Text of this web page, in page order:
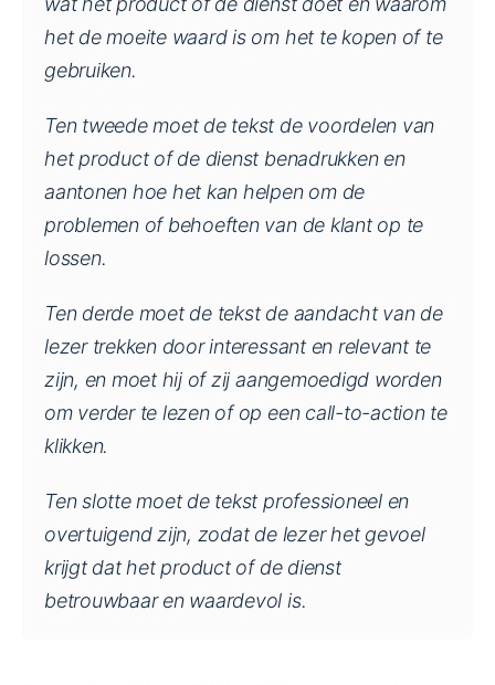
het de moeite waard is om het te kopen of te
gebruiken.
Ten tweede moet de tekst de voordelen van
het product of de dienst benadrukken en
aantonen hoe het kan helpen om de
problemen of behoeften van de klant op te
lossen.
Ten derde moet de tekst de aandacht van de
lezer trekken door interessant en relevant te
zijn, en moet hij of zij aangemoedigd worden
om verder te lezen of op een call-to-action te
klikken.
Ten slotte moet de tekst professioneel en
overtuigend zijn, zodat de lezer het gevoel
krijgt dat het product of de dienst
betrouwbaar en waardevol is.